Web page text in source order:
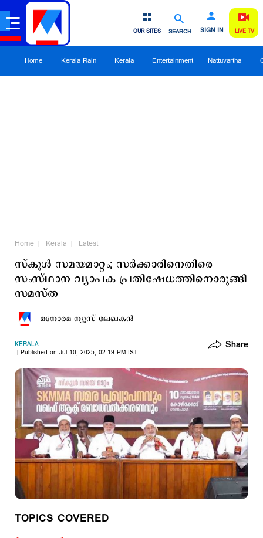
SEARCH SIGN IN
OUR SITES LIVE TV
Home Kerala Rain Kerala Entertainment Nattuvartha
Home Kerala Latest
സ്കൂൾ സമയമാറ്റം; സർക്കാരിനെതിരെ
സംസ്ഥാന വ്യാപക പ്രതിഷേധത്തിനൊരുങ്ങി
സമസ്ത
മനോരമ ന്യൂസ് ലേഖകന്‍
KERALA
Published on Jul 10, 2025, 02:19 PM IST
Share
TOPICS COVERED